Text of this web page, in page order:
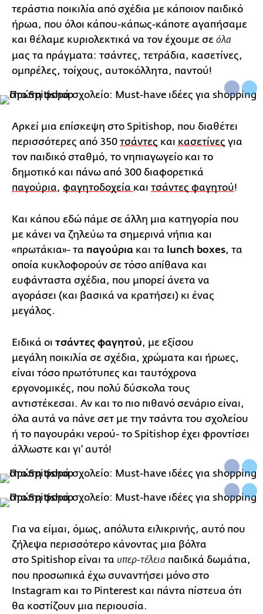
τεράστια ποικιλία από σχέδια με κάποιον παιδικό
ήρωα, που όλοι κάπου-κάπως-κάποτε αγαπήσαμε
και θέλαμε κυριολεκτικά να τον έχουμε σε όλα
μας τα πράγματα: τσάντες, τετράδια, κασετίνες,
ομπρέλες, τοίχους, αυτοκόλλητα, παντού!
Αρκεί μια επίσκεψη στο Spitishop, που διαθέτει
περισσότερες από 350 τσάντες και κασετίνες για
τον παιδικό σταθμό, το νηπιαγωγείο και το
δημοτικό και πάνω από 300 διαφορετικά
παγούρια, φαγητοδοχεία και τσάντες φαγητού!
Και κάπου εδώ πάμε σε άλλη μια κατηγορία που
με κάνει να ζηλεύω τα σημερινά νήπια και
«πρωτάκια»- τα παγούρια και τα lunch boxes, τα
οποία κυκλοφορούν σε τόσο απίθανα και
ευφάνταστα σχέδια, που μπορεί άνετα να
αγοράσει (και βασικά να κρατήσει) κι ένας
μεγάλος.
Ειδικά οι τσάντες φαγητού, με εξίσου
μεγάλη ποικιλία σε σχέδια, χρώματα και ήρωες,
είναι τόσο πρωτότυπες και ταυτόχρονα
εργονομικές, που πολύ δύσκολα τους
αντιστέκεσαι. Αν και το πιο πιθανό σενάριο είναι,
όλα αυτά να πάνε σετ με την τσάντα του σχολείου
ή το παγουράκι νερού- το Spitishop έχει φροντίσει
άλλωστε και γι' αυτό!
Για να είμαι, όμως, απόλυτα ειλικρινής, αυτό που
ζήλεψα περισσότερο κάνοντας μια βόλτα
στο Spitishop είναι τα υπερ-τέλεια παιδικά δωμάτια,
που προσωπικά έχω συναντήσει μόνο στο
Instagram και το Pinterest και πάντα πίστευα ότι
θα κοστίζουν μια περιουσία.